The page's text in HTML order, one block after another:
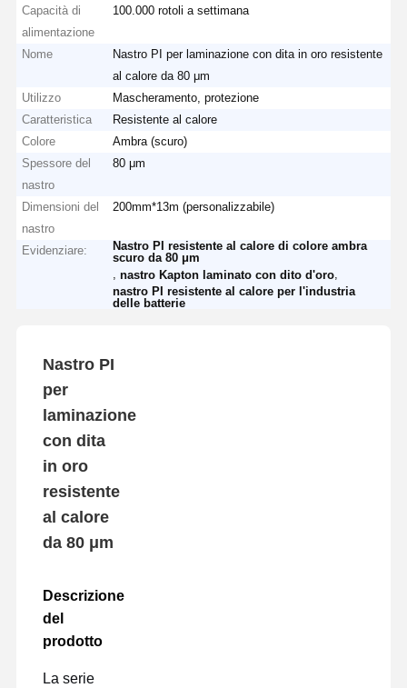
Capacità di
alimentazione
100.000 rotoli a settimana
Nome
Nastro PI per laminazione con dita in oro resistente
al calore da 80 μm
Utilizzo
Mascheramento, protezione
Caratteristica
Resistente al calore
Colore
Ambra (scuro)
Spessore del
nastro
80 μm
Dimensioni del
nastro
200mm*13m (personalizzabile)
Evidenziare:
Nastro PI resistente al calore di colore ambra
scuro da 80 μm
,nastro Kapton laminato con dito d'oro
nastro PI resistente al calore per l'industria
delle batterie
Nastro PI
per
laminazione
con dita
in oro
resistente
al calore
da 80 μm
Descrizione
del
prodotto
La serie